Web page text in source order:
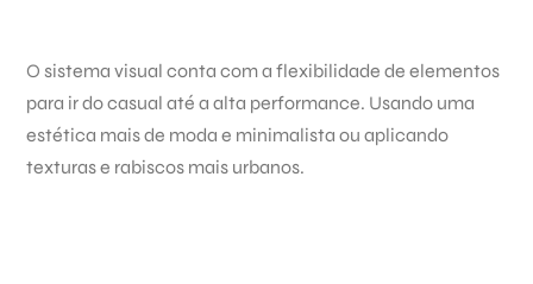
O sistema visual conta com a flexibilidade de elementos
para ir do casual até a alta performance. Usando uma
estética mais de moda e minimalista ou aplicando
texturas e rabiscos mais urbanos.